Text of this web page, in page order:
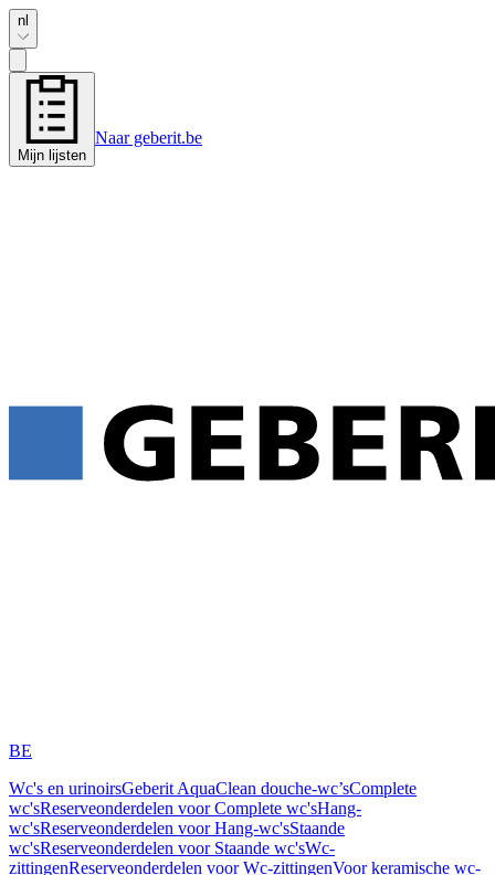
nl
Mijn lijsten
Naar geberit.be
BE
Wc's en urinoirsGeberit AquaClean douche-wc’sComplete
wc'sReserveonderdelen voor Complete wc'sHang-
wc'sReserveonderdelen voor Hang-wc'sStaande
wc'sReserveonderdelen voor Staande wc'sWc-
zittingenReserveonderdelen voor Wc-zittingenVoor keramische wc-